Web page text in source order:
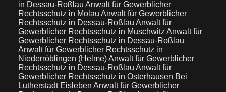
in Dessau-Roßlau Anwalt für Gewerblicher
Rechtsschutz in Molau Anwalt für Gewerblicher
Rechtsschutz in Dessau-Roßlau Anwalt für
Gewerblicher Rechtsschutz in Muschwitz Anwalt für
Gewerblicher Rechtsschutz in Dessau-Roßlau
Anwalt für Gewerblicher Rechtsschutz in
Niederröblingen (Helme)Anwalt für Gewerblicher
Rechtsschutz in Dessau-Roßlau Anwalt für
Gewerblicher Rechtsschutz in Osterhausen Bei
Lutherstadt Eisleben Anwalt für Gewerblicher